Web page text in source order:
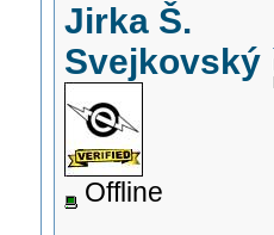
Jirka Š.
Svejkovský
Offline